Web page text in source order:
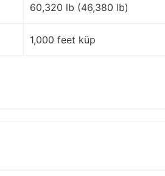
60,320 lb (46,380 lb)
1,000 feet küp